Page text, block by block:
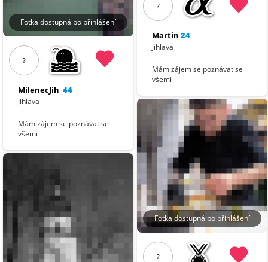
Fotka dostupná po přihlášení
?
MilenecJih 44
Jihlava
Mám zájem se poznávat se
všemi
?
Martin 24
Jihlava
Mám zájem se poznávat se
všemi
Fotka dostupná po přihlášení
?